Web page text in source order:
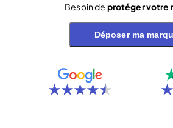
Besoin de protéger votre
Déposer ma